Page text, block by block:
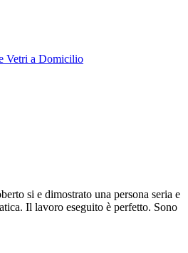
Vetri a Domicilio
si e dimostrato una persona seria e
Il lavoro eseguito è perfetto. Sono